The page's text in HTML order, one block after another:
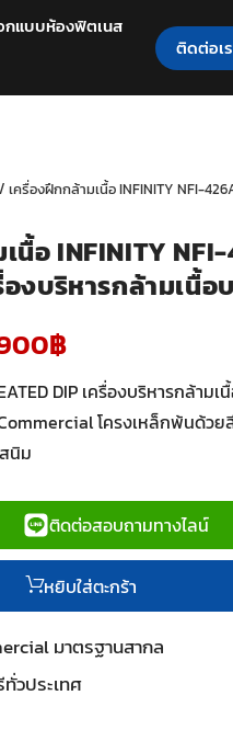
กแบบห้องฟิตเนส
ติดต่อเ
เครื่องฝึกกล้ามเนื้อ INFINITY NFI-
นื้อ INFINITY NFI-
องบริหารกล้ามเนื้
฿
DIP เครื่องบริหารกล้าม
โครงเหล็กพ้นด้ว
นิม
ติดต่อสอบถามทางไลน์
หยิบใส่ตะกร้า
มาตรฐานสากล
วประเทศ